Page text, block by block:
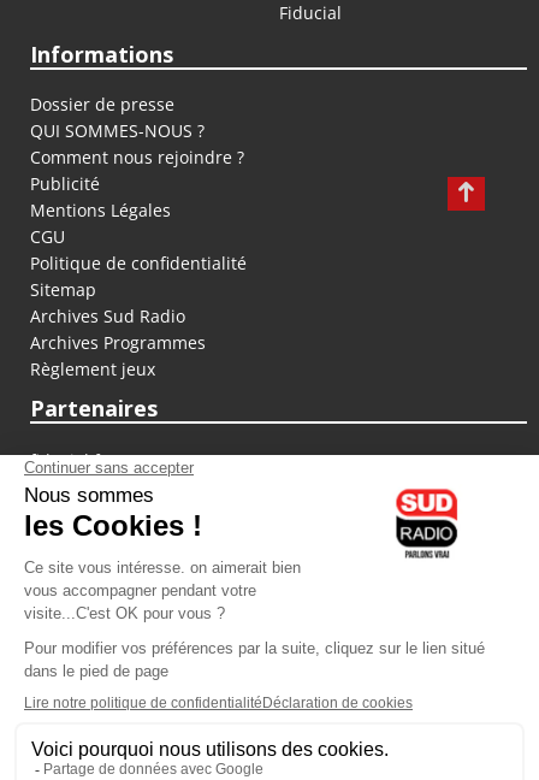
Fiducial
Informations
Dossier de presse
QUI SOMMES-NOUS ?
Comment nous rejoindre ?
Publicité
Mentions Légales
CGU
Politique de confidentialité
Sitemap
Archives Sud Radio
Archives Programmes
Règlement jeux
Partenaires
fiducial.fr
lyoncapitale.fr
olympique-et-lyonnais.com
L'application Iphone / Android
Téléchargez l'application
Les cookies
Gestion des cookies